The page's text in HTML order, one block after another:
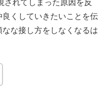
されてしまった原因を反
くしていきたいことを伝
な接し方をしなくなるは